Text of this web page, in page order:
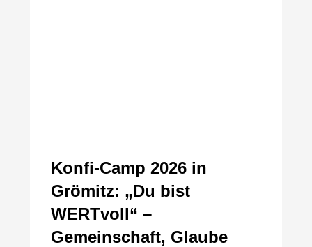
Konfi-Camp 2026 in
Grömitz: „Du bist
WERTvoll“ –
Gemeinschaft, Glaube